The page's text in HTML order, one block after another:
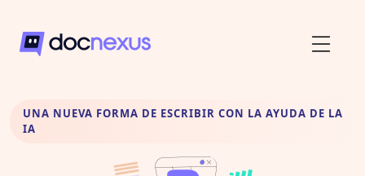
UNA NUEVA FORMA DE ESCRIBIR CON LA AYUDA DE LA
IA